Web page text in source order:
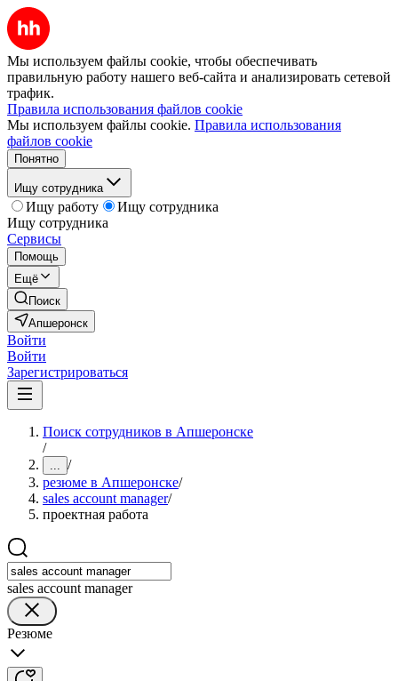
Мы используем файлы cookie, чтобы обеспечивать
правильную работу нашего веб-сайта и анализировать сетевой
трафик.
Правила использования файлов cookie
Мы используем файлы cookie. Правила использования
файлов cookie
Понятно
Ищу сотрудника
Ищу работу
Ищу сотрудника
Ищу сотрудника
Сервисы
Помощь
Ещё
Поиск
Апшеронск
Войти
Войти
Зарегистрироваться
Поиск сотрудников в Апшеронске
/
... /
резюме в Апшеронске/
sales account manager/
проектная работа
sales account manager
Резюме